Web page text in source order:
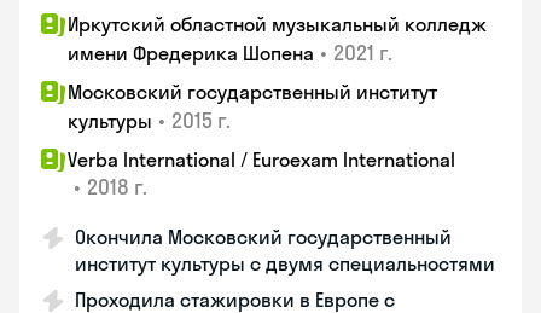
Иркутский областной музыкальный колледж
имени Фредерика Шопена • 2021 г.
Московский государственный институт
культуры • 2015 г.
Verba International / Euroexam International
• 2018 г.
Окончила Московский государственный
институт культуры с двумя специальностями
Проходила стажировки в Европе с